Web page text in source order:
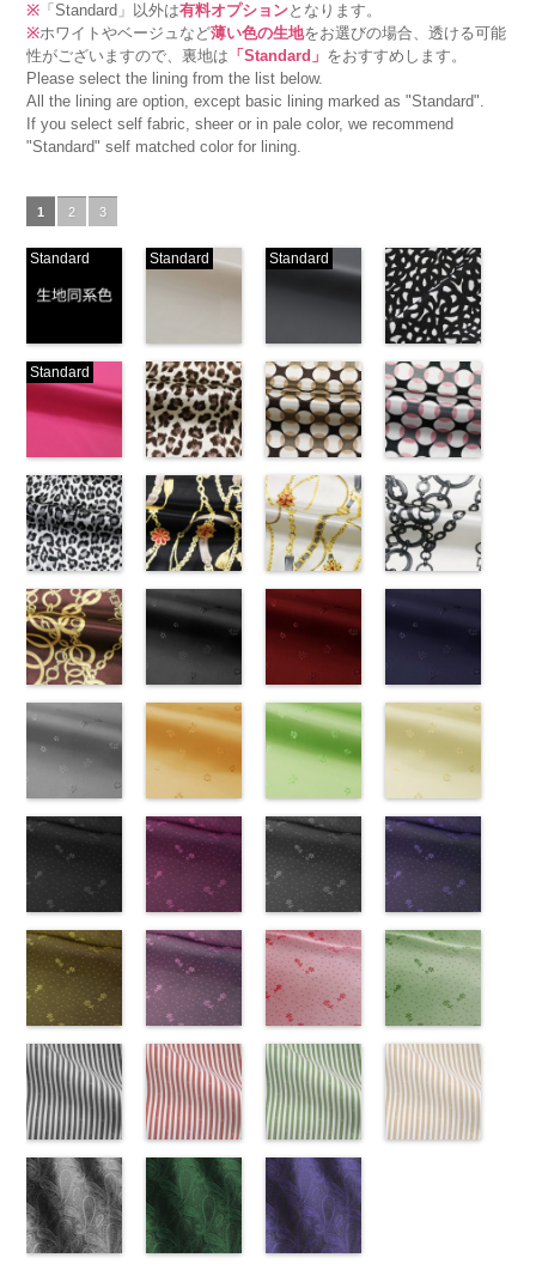
※ 「Standard」以外は有料オプションとなります。
※ホワイトやベージュなど薄い色の生地をお選びの場合、透ける可能
性がございますので、裏地は 「Standard」 をおすすめします。
Please select the lining from the list below.
All the lining are option, except basic lining marked as "Standard".
If you select self fabric, sheer or in pale color, we recommend
"Standard" self matched color for lining.
1 2 3
(-/TK)
http://www.anys.co.jp/wp-
content/uploads/2013/04/jpg
ステル100％
CHARALIST、
d.、
DOLCELABY、
JEANNE、
LUNAMARY、
LUNAMARY
ラージサイ
Macolina、
NUDE、
pinkywolman
Standard
(221/OT)
http://www.anys.co.jp/wp-
content/uploads/2013/04/221.jpg
221 ベージュ
ステル100％
CHARALIST、
d.、
DOLCELABY、
JEANNE、
LUNAMARY、
LUNAMARY
ラージサイ
Macolina、
NUDE、
pinkywolman
Standard
(19/OT)
http://www.anys.co.jp/wp-
content/uploads/2013/02/19.jpg
19 ブラック
ステル100％
CHARALIST、
d.、
DOLCELABY、
JEANNE、
LUNAMARY、
LUNAMARY
ラージサイ
Macolina、
NUDE、
pinkywolman
Standard
ワイト模様
(KKP3601-
24-C)
http://
24-c.jpg
KKP3601-24-
C ブラック×
ホワイト
テル100％
DOLCELABY、
FairyRose
(777/OT)
http://www.anys.co.jp/wp-
content/uploads/2013/08/777.jpg
777 ピンク
ステル100％
CHARALIST、
d.、
DOLCELABY、
JEANNE、
LUNAMARY、
LUNAMARY
ラージサイ
Macolina、
NUDE、
pinkywolman
Standard
ブラウン
(KKP1092-
55-B/UN)
http://www.anys.co.jp/wp-
55-b.jpg
KKP1092-55-
ブラウン
レオパード柄
100％
DOLCELABY
6000
柄ベージュ
(KKP1092-
93-C/UN)
http://www.anys.co.jp/wp-
93-c.jpg
KKP1092-93-
ベージュ
幾何学ドット
テル100％
DOLCELABY
柄ピンク
(KKP1092-
93-D/UN)
http://
93-d.jpg
KKP1092-93-
ピンク
100％
DOLCELABY
グレー
(KKP1092-
55-C/UN)
http://www.anys.co.jp/wp-
55-c.jpg
KKP1092-55-
グレー
オパード柄
100％
DOLCELABY
6000
ト柄ブラック
(KKP1092-
137-D/UN)
http://www.anys.co.jp/wp-
137-d.jpg
KKP1092-
137-D ブラッ
チェーン
リエステル
100％
DOLCELABY
6000
ト柄ホワイト
(KKP1092-
137-A/UN)
http://www.anys.co.jp/wp-
137-a.jpg
KKP1092-
ホワイ
チェーン
リエステル
100％
DOLCELABY
6000
ワイト
(KKP2090-
145-A/UN)
145-a.jpg
KKP2090-
ホワイ
チェーン
テル100％
DOLCELABY
6000
ラウン
(KKP21090-
145-B/UN)
http://www.anys.co.jp/wp-
145-b.jpg
KKP2090-
145-B
ブラウ
チェーン
テル100％
DOLCELABY
6000
(AK203-
55/LT)
http://www.anys.co.jp/wp-
content/uploads/2013/05/ak203-
AK203-55 ブ
ラック
花柄
キュプラ
100％
FairyRose
6000
(AK203-
51/LT)
http://www.anys.co.jp/wp-
content/uploads/2013/05/ak203-
AK203-51 レ
ッド
花柄
キ
ュプラ100％
DOLCELABY、
6000
(AK203-
50/LT)
http://
content/uploads/
AK203-50 ネ
イビー
キュプラ
100％
FairyRose
6000
(AK203-
31/LT)
http://www.anys.co.jp/wp-
content/uploads/2013/05/ak203-
AK203-31 グ
レー 花柄 キ
ュプラ100％
DOLCELABY、
6000
(AK203-
29/LT)
http://www.anys.co.jp/wp-
content/uploads/2013/05/ak203-
AK203-29 オ
レンジ
花柄
キュプラ
100％
FairyRose
6000
(AK203-
27/LT)
http://www.anys.co.jp/wp-
content/uploads/2013/05/ak203-
AK203-27 グ
リーン 花柄
キュプラ
100％
FairyRose
6000
(AK203-
11/LT)
http://
content/uploads/
11 ベージュ
花柄 キュプ
ラ100％
DOLCELABY、
6000
ラック
(AK201-
55/LT)
http://www.anys.co.jp/wp-
55.jpg
AK201-55 ブ
ラック 花柄
ドット キュ
DOLCELABY、
FairyRose
6000
ンク(AK201-
53/LT)
http://www.anys.co.jp/wp-
content/uploads/2013/05/ak201-
AK201-53 ピ
ンク 花柄ド
ット キュプ
ラ100％
FairyRose
6000
レー(AK201-
52/LT)
http://www.anys.co.jp/wp-
content/uploads/2013/04/ak201-
AK201-52 グ
レー 花柄ド
ット キュプ
ラ100％
FairyRose
6000
イビー
(AK201-
50/LT)
http://
50.jpg
AK201-50 ネ
イビー 花柄
ドット キュ
エロー
(AK201-
34/LT)
http://www.anys.co.jp/wp-
34.jpg
AK201-34 イ
エロー 花柄
ドット キュ
ープル
(AK201-
33/LT)
http://www.anys.co.jp/wp-
33.jpg
AK201-33 パ
ープル 花柄
ドット
キュ
ッド(AK201-
29/LT)
http://www.anys.co.jp/wp-
content/uploads/2013/04/ak201-
AK201-29 レ
ッド 花柄ド
ット キュプ
ラ100％
リーン
(AK201-
27/LT)
http://
ライプブラッ
ク(AKL5300-
5/LT)
http://www.anys.co.jp/wp-
ライプレッド
(AKL5300-
4/LT)
http://www.anys.co.jp/wp-
ライプグリー
ン(AKL5300-
3/LT)
http://www.anys.co.jp/wp-